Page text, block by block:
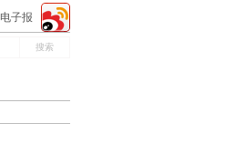
电子报